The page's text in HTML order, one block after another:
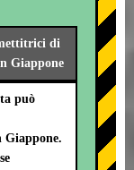
di
Giappone
può
Giappone.